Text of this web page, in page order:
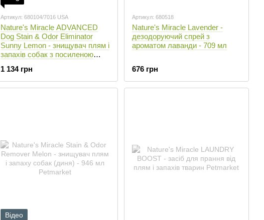
Артикул: 680104/7016 USA
Nature's Miracle ADVANCED
Dog Stain & Odor Eliminator
Sunny Lemon - знищувач плям і
запахів собак з посиленою
1 134 грн
Артикул: 680518
Nature's Miracle Lavender -
дезодоруючий спрей з
ароматом лаванди - 709 мл
676 грн
Відео